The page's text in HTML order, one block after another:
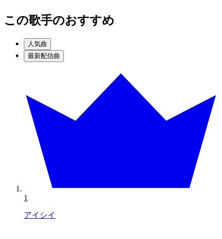
この歌手のおすすめ
人気曲
最新配信曲
1
アイシイ